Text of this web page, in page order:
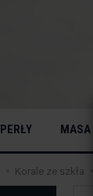
PERŁY MASA
Korale ze szkła